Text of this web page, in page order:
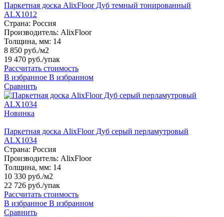
Паркетная доска AlixFloor Дуб темный тонированный
ALX1012
Страна: Россия
Производитель: AlixFloor
Толщина, мм: 14
8 850 руб./м2
19 470 руб./упак
Рассчитать стоимость
В избранное В избранном
Сравнить
Новинка
Паркетная доска AlixFloor Дуб серый перламутровый
ALX1034
Страна: Россия
Производитель: AlixFloor
Толщина, мм: 14
10 330 руб./м2
22 726 руб./упак
Рассчитать стоимость
В избранное В избранном
Сравнить